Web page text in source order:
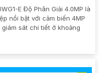
E Độ Phân Giải 4.0MP là
nổi bật với cảm biến 4MP
sát chi tiết ở khoảng